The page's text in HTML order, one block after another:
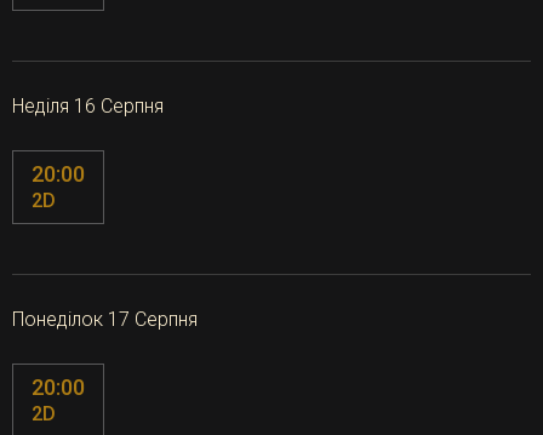
Неділя 16 Серпня
20:00
2D
Понеділок 17 Серпня
20:00
2D